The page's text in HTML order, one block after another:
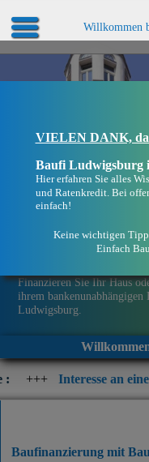
Willkommen
Finanzieren Sie Ihr Haus
ihrem bankenunabhängigen
Ludwigsburg.
an einer
VIELEN DANK,
Baufi
Hier erfahren Sie alles
und Ratenkredit. Bei
einfach!
Keine wichtigen
Einfach
Baufinanzierung mit